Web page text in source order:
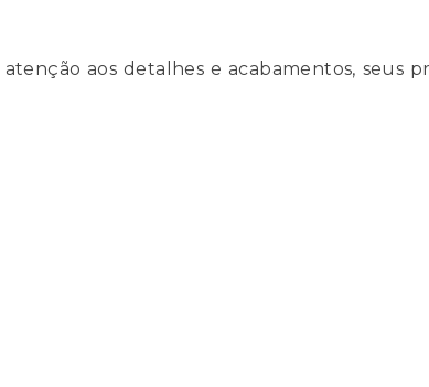
aos detalhes e acabamentos, seus